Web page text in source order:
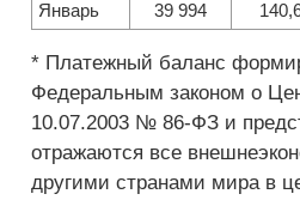
Январь
39 994
* Платежный баланс
Федеральным законом о
10.07.2003 № 86-ФЗ и
отражаются все
другими странами мира в